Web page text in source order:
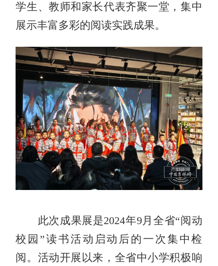
学生、教师和家长代表齐聚一堂，集中
展示丰富多彩的阅读实践成果。
此次成果展是2024年9月全省“阅动
校园”读书活动启动后的一次集中检
阅。活动开展以来，全省中小学积极响